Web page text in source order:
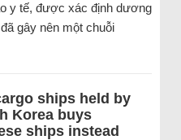
y tế, được xác định dương
gây nên một chuỗi
ships held by
Korea buys
ships instead